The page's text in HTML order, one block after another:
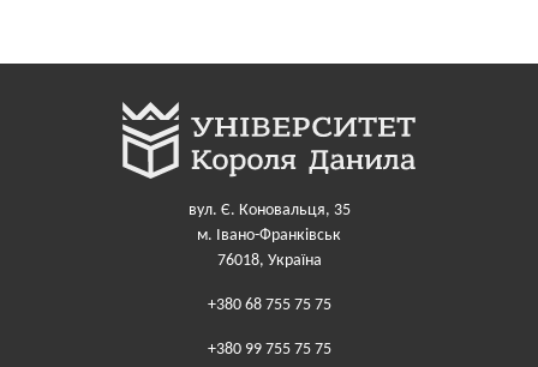
вул. Є. Коновальця, 35
м. Івано-Франківськ
76018, Україна
+380 68 755 75 75
+380 99 755 75 75